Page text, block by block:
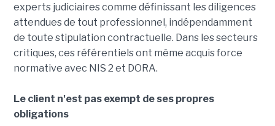
experts judiciaires comme définissant les diligences
attendues de tout professionnel, indépendamment
de toute stipulation contractuelle. Dans les secteurs
critiques, ces référentiels ont même acquis force
normative avec NIS 2 et DORA.
Le client n'est pas exempt de ses propres
obligations